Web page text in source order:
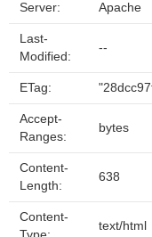
Server: Apache
Last-
Modified:
--
ETag:
Accept-
Ranges:
bytes
Content-
Length:
638
Content-
text/html